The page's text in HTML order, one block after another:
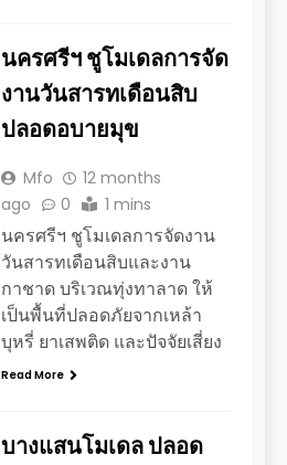
นครศรีฯ ชูโมเดลการจัด
งานวันสารทเดือนสิบ
ปลอดอบายมุข
Mfo
12 months
ago
0 1 mins
นครศรีฯ ชูโมเดลการจัดงาน
วันสารทเดือนสิบและงาน
กาชาด บริเวณทุ่งทาลาด ให้
เป็นพื้นที่ปลอดภัยจากเหล้า
บุหรี่ ยาเสพติด และปัจจัยเสี่ยง
Read More
บางแสนโมเดล ปลอด